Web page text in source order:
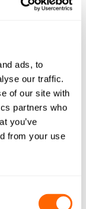
ads, to
our traffic.
of our site with
partners who
you’ve
from your use
el personal
presentan
que
por el
hay en el aire,
que respiran